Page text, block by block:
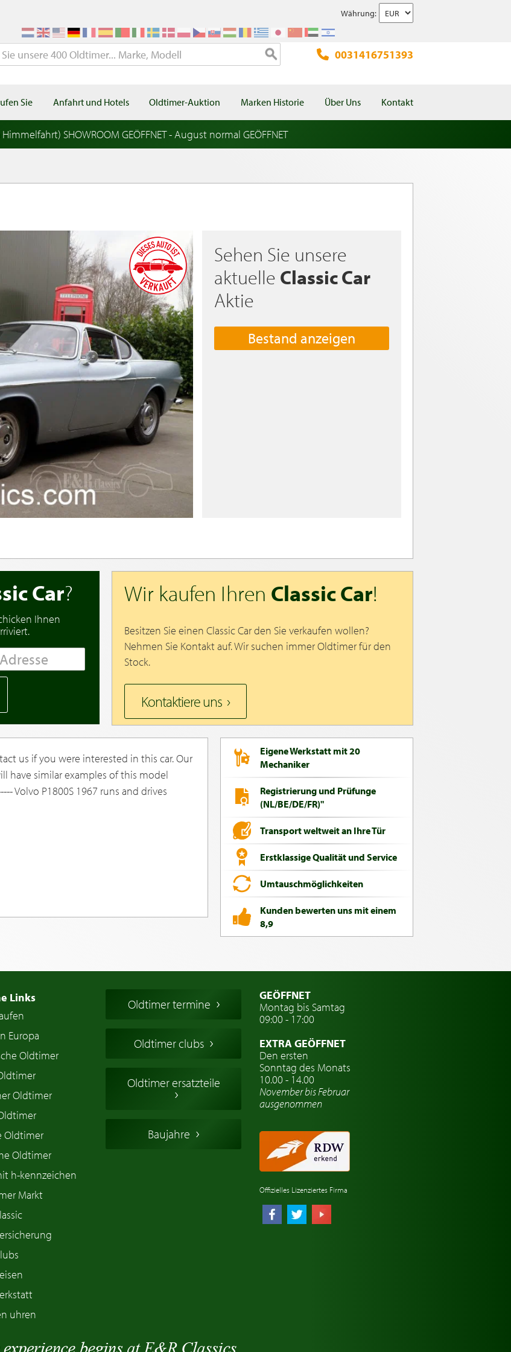
Währung:
0031416751393
Sie Anfahrt und Hotels Oldtimer-Auktion Marken Historie Über Uns Kontakt
SHOWROOM GEÖFFNET - August normal GEÖFFNET
Sehen Sie unsere
aktuelle Classic Car
Aktie
Bestand anzeigen
Car?
Ihnen
Wir kaufen Ihren Classic Car!
Besitzen Sie einen Classic Car den Sie verkaufen wollen?
Nehmen Sie Kontakt auf. Wir suchen immer Oldtimer für den
Stock.
Kontaktiere uns
us if you were interested in this car. Our
have similar examples of this model
Volvo P1800S 1967 runs and drives
Eigene Werkstatt mit 20
Mechaniker
Registrierung und Prüfunge
(NL/BE/DE/FR)"
Transport weltweit an Ihre Tür
Erstklassige Qualität und Service
Umtauschmöglichkeiten
Kunden bewerten uns mit einem
8,9
Links
Europa
Oldtimer
Oldtimer
Oldtimer
Oldtimer
h-kennzeichen
Markt
uhren
Oldtimer termine
Oldtimer clubs
Oldtimer ersatzteile
Baujahre
GEÖFFNET
Montag bis Samtag
09:00 - 17:00
EXTRA GEÖFFNET
Den ersten
Sonntag des Monats
10.00 - 14.00
November bis Februar
ausgenommen
Offizielles Lizenziertes Firma